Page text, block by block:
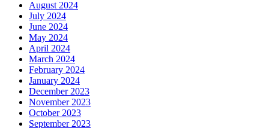
August 2024
July 2024
June 2024
May 2024
April 2024
March 2024
February 2024
January 2024
December 2023
November 2023
October 2023
September 2023